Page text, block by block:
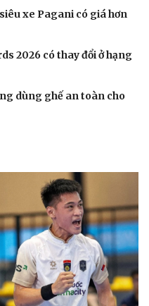
xe Pagani có giá hơn
2026 có thay đổi ở hạng
dùng ghế an toàn cho